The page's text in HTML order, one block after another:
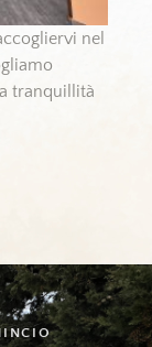
nel
tranquillità